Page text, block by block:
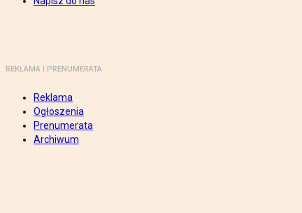
REKLAMA I PRENUMERATA
Reklama
Ogłoszenia
Prenumerata
Archiwum